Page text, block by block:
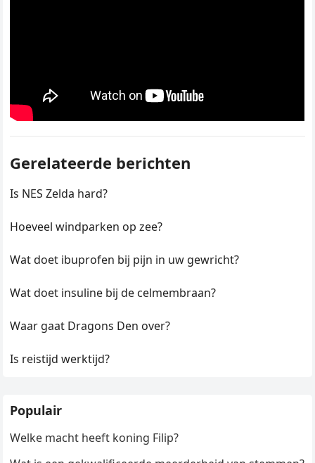
Gerelateerde berichten
Is NES Zelda hard?
Hoeveel windparken op zee?
Wat doet ibuprofen bij pijn in uw gewricht?
Wat doet insuline bij de celmembraan?
Waar gaat Dragons Den over?
Is reistijd werktijd?
Populair
Welke macht heeft koning Filip?